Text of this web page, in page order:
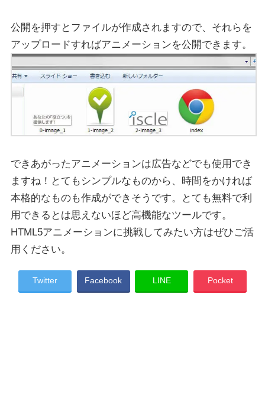
公開を押すとファイルが作成されますので、それらを
アップロードすればアニメーションを公開できます。
できあがったアニメーションは広告などでも使用でき
ますね！とてもシンプルなものから、時間をかければ
本格的なものも作成ができそうです。とても無料で利
用できるとは思えないほど高機能なツールです。
HTML5アニメーションに挑戦してみたい方はぜひご活
用ください。
Twitter Facebook LINE Pocket